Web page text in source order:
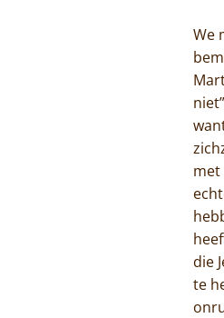
We
met
die
te